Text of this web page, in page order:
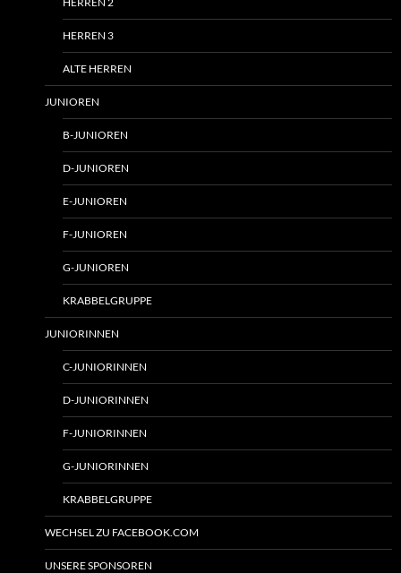
HERREN 3
ALTE HERREN
JUNIOREN
B-JUNIOREN
D-JUNIOREN
E-JUNIOREN
F-JUNIOREN
G-JUNIOREN
KRABBELGRUPPE
JUNIORINNEN
C-JUNIORINNEN
D-JUNIORINNEN
F-JUNIORINNEN
G-JUNIORINNEN
KRABBELGRUPPE
WECHSEL ZU FACEBOOK.COM
UNSERE SPONSOREN